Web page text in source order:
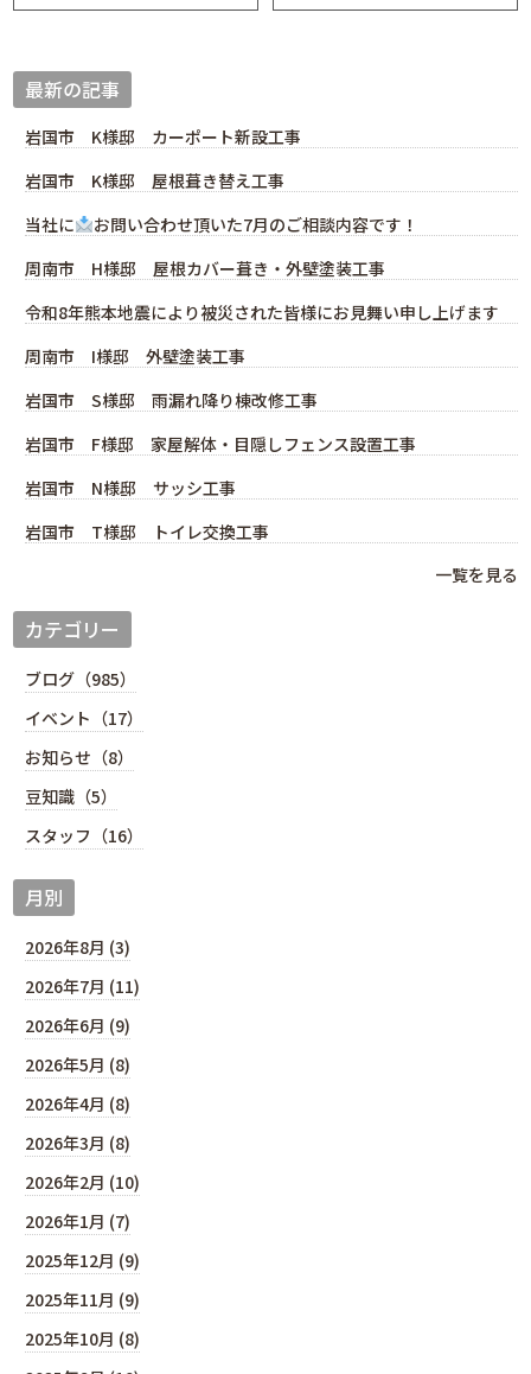
最新の記事
岩国市 K様邸 カーポート新設工事
岩国市 K様邸 屋根葺き替え工事
当社に
お問い合わせ頂いた7月のご相談内容です！
周南市 H様邸 屋根カバー葺き・外壁塗装工事
令和8年熊本地震により被災された皆様にお見舞い申し上げます
周南市 I様邸 外壁塗装工事
岩国市 S様邸 雨漏れ降り棟改修工事
岩国市 F様邸 家屋解体・目隠しフェンス設置工事
岩国市 N様邸 サッシ工事
岩国市 T様邸 トイレ交換工事
一覧を見る
カテゴリー
ブログ（985）
イベント（17）
お知らせ（8）
豆知識（5）
スタッフ（16）
月別
2026年8月 (3)
2026年7月 (11)
2026年6月 (9)
2026年5月 (8)
2026年4月 (8)
2026年3月 (8)
2026年2月 (10)
2026年1月 (7)
2025年12月 (9)
2025年11月 (9)
2025年10月 (8)